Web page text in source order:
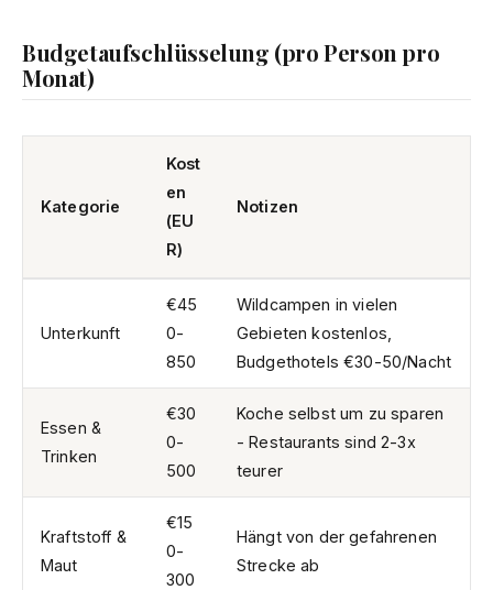
Budgetaufschlüsselung (pro Person pro
Monat)
Kategorie
Kost
en
(EU
R)
Notizen
Unterkunft
€45
0-
850
Wildcampen in vielen
Gebieten kostenlos,
Budgethotels €30-50/Nacht
Essen &
Trinken
€30
0-
500
Koche selbst um zu sparen
- Restaurants sind 2-3x
teurer
Kraftstoff &
Maut
€15
0-
300
Hängt von der gefahrenen
Strecke ab